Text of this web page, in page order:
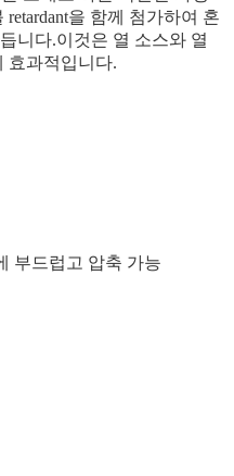
을 함께 첨가하여 혼
니다.이것은 열 소스와 열
효과적입니다.
부드럽고 압축 가능